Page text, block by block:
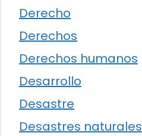
Derecho
Derechos
Derechos humanos
Desarrollo
Desastre
Desastres naturales